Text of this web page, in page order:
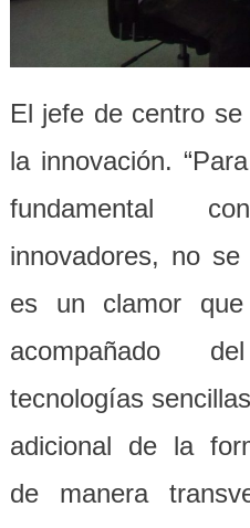
El jefe de centro
la innovación.
fundamental
innovadores, no
es un clamor
acompañado
tecnologías
adicional de la
de manera